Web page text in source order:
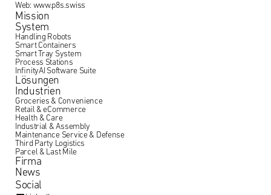
Web: www.p8s.swiss
Mission
System
Handling Robots
Smart Containers
Smart Tray System
Process Stations
InfinityAI Software Suite
Lösungen
Industrien
Groceries & Convenience
Retail & eCommerce
Health & Care
Industrial & Assembly
Maintenance Service & Defense
Third Party Logistics
Parcel & Last Mile
Firma
News
Social